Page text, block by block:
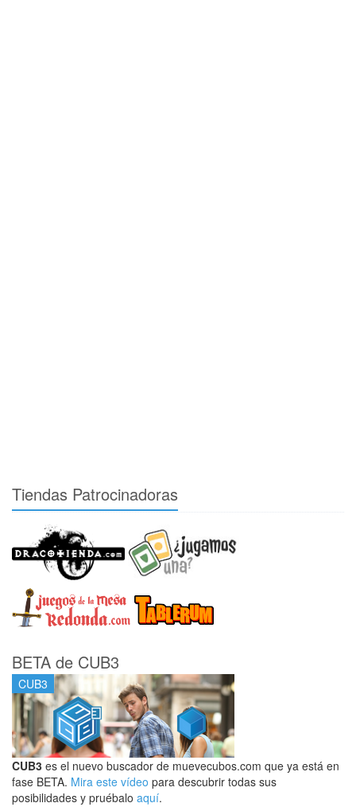
Tiendas Patrocinadoras
BETA de CUB3
CUB3
CUB3 es el nuevo buscador de muevecubos.com que ya está en
fase BETA. Mira este vídeo para descubrir todas sus
posibilidades y pruébalo aquí.